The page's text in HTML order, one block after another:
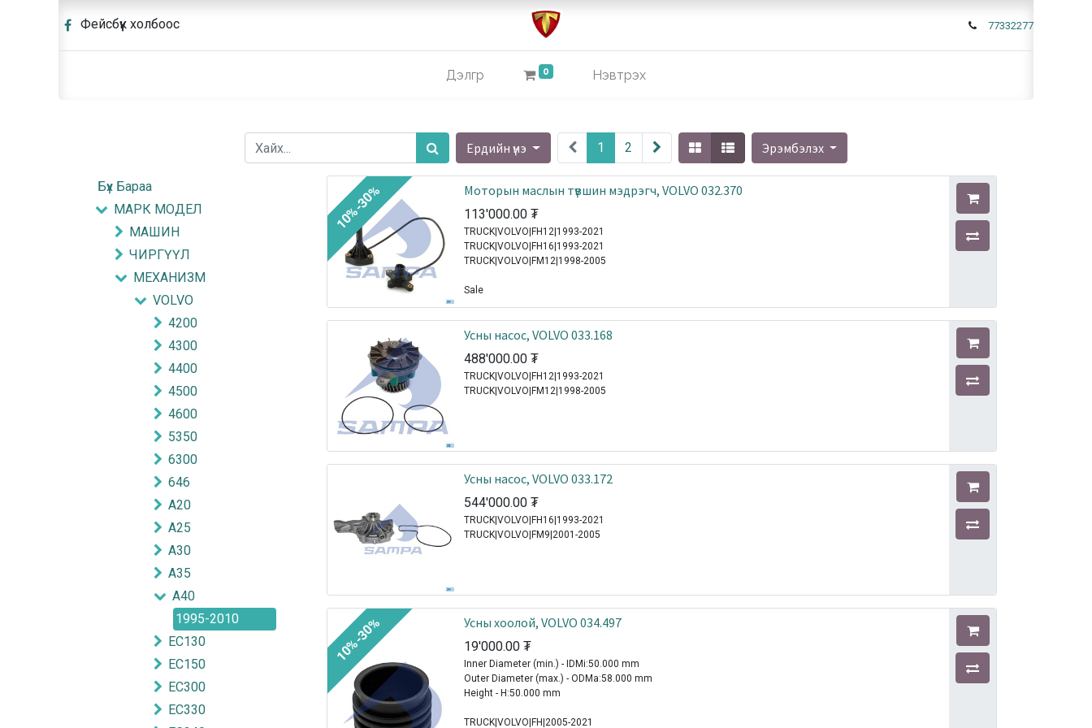
Фейсбүүк холбоос 77332277
Дэлгүүр 0 Нэвтрэх
Ердийн үнэ 1 2 Эрэмбэлэх
Бүх Бараа
МАРК МОДЕЛ
МАШИН
ЧИРГҮҮЛ
МЕХАНИЗМ
VOLVO
4200
4300
4400
4500
4600
5350
6300
646
A20
A25
A30
A35
A40
1995-2010
EC130
EC150
EC300
EC330
Моторын маслын түвшин мэдрэгч, VOLVO 032.370
113'000.00 ₮
TRUCK|VOLVO|FH12|1993-2021
TRUCK|VOLVO|FH16|1993-2021
TRUCK|VOLVO|FM12|1998-2005
Sale
10%-30%
Усны насос, VOLVO 033.168
488'000.00 ₮
TRUCK|VOLVO|FH12|1993-2021
TRUCK|VOLVO|FM12|1998-2005
Усны насос, VOLVO 033.172
544'000.00 ₮
TRUCK|VOLVO|FH16|1993-2021
TRUCK|VOLVO|FM9|2001-2005
Усны хоолой, VOLVO 034.497
19'000.00 ₮
Inner Diameter (min.) - IDMi:50.000 mm
Outer Diameter (max.) - ODMa:58.000 mm
Height - H:50.000 mm
TRUCK|VOLVO|FH|2005-2021
10%-30%